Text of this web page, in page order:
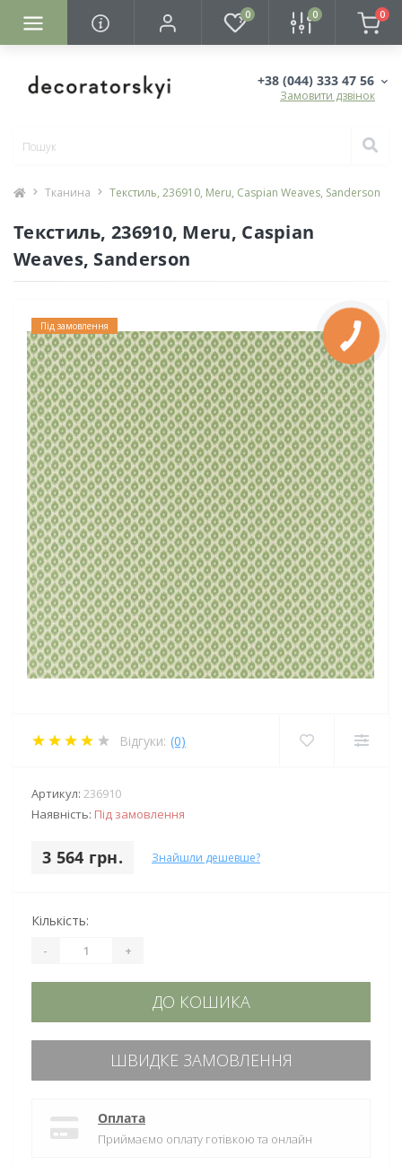
0 0 0
+38 (044) 333 47 56
Замовити дзвінок
Тканина Текстиль, 236910, Meru, Caspian Weaves, Sanderson
Текстиль, 236910, Meru, Caspian
Weaves, Sanderson
Під замовлення
Відгуки: (0)
Артикул: 236910
Наявність: Під замовлення
3 564 грн. Знайшли дешевше?
Кількість:
- +
ДО КОШИКА
ШВИДКЕ ЗАМОВЛЕННЯ
Оплата
Приймаємо оплату готівкою та онлайн